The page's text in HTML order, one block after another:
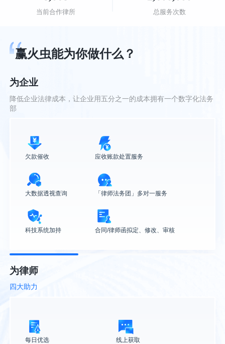
当前合作律所 总服务次数
赢火虫能为你做什么？
为企业
降低企业法律成本，让企业用五分之一的成本拥有一个数字化法务
部
欠款催收 应收账款处置服务
大数据透视查询 「律师法务团」多对一服务
科技系统加持 合同/律师函拟定、修改、审核
为律师
四大助力
每日优选
线上获取